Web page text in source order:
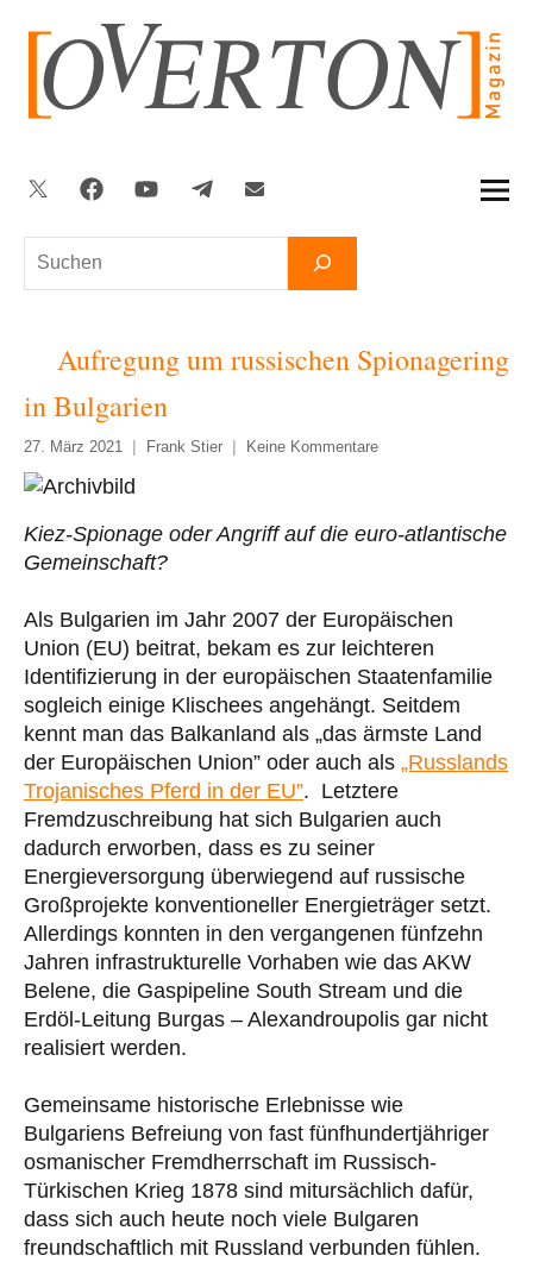
springen
Suchen
Twitter FacebookYouTubeTelegram
Aufregung um russischen Spionagering
in Bulgarien
27. März 2021 Frank Stier Keine Kommentare
Kiez-Spionage oder Angriff auf die euro-atlantische
Gemeinschaft?
Als Bulgarien im Jahr 2007 der Europäischen
Union (EU) beitrat, bekam es zur leichteren
Identifizierung in der europäischen Staatenfamilie
sogleich einige Klischees angehängt. Seitdem
kennt man das Balkanland als „das ärmste Land
der Europäischen Union” oder auch als „Russlands
Trojanisches Pferd in der EU”. Letztere
Fremdzuschreibung hat sich Bulgarien auch
dadurch erworben, dass es zu seiner
Energieversorgung überwiegend auf russische
Großprojekte konventioneller Energieträger setzt.
Allerdings konnten in den vergangenen fünfzehn
Jahren infrastrukturelle Vorhaben wie das AKW
Belene, die Gaspipeline South Stream und die
Erdöl-Leitung Burgas – Alexandroupolis gar nicht
realisiert werden.
Gemeinsame historische Erlebnisse wie
Bulgariens Befreiung von fast fünfhundertjähriger
osmanischer Fremdherrschaft im Russisch-
Türkischen Krieg 1878 sind mitursächlich dafür,
dass sich auch heute noch viele Bulgaren
freundschaftlich mit Russland verbunden fühlen.